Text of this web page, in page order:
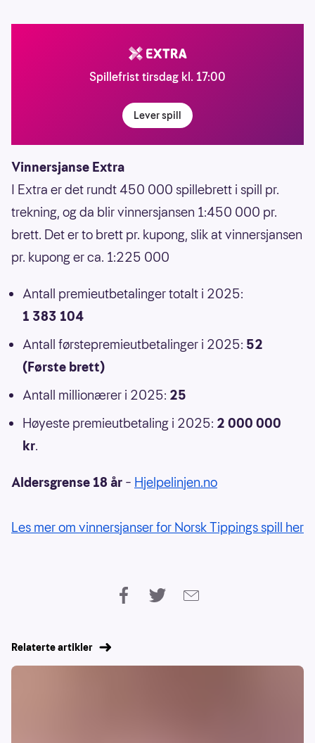
Spillefrist tirsdag kl. 17:00
Lever spill
Vinnersjanse Extra
I Extra er det rundt 450 000 spillebrett i spill pr.
trekning, og da blir vinnersjansen 1:450 000 pr.
brett. Det er to brett pr. kupong, slik at vinnersjansen
pr. kupong er ca. 1:225 000
Antall premieutbetalinger totalt i 2025:
1 383 104
Antall førstepremieutbetalinger i 2025: 52
(Første brett)
Antall millionærer i 2025: 25
Høyeste premieutbetaling i 2025: 2 000 000
kr.
Aldersgrense 18 år – Hjelpelinjen.no
Les mer om vinnersjanser for Norsk Tippings spill her
Relaterte artikler